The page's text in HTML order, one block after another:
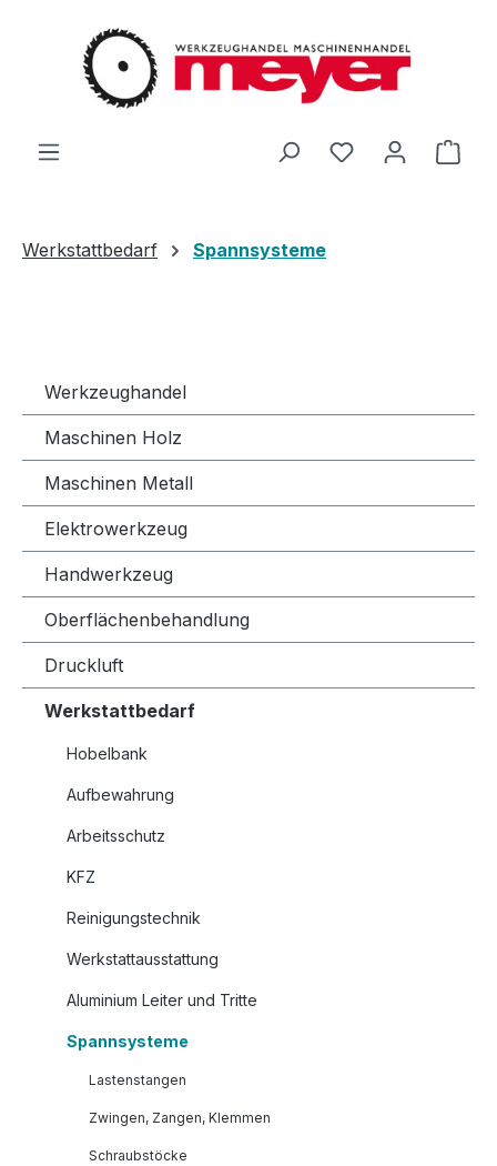
Zum Hauptinhalt springen
Du hast 0
Werkstattbedarf Spannsysteme
Werkzeughandel
Maschinen Holz
Maschinen Metall
Elektrowerkzeug
Handwerkzeug
Oberflächenbehandlung
Druckluft
Werkstattbedarf
Hobelbank
Aufbewahrung
Arbeitsschutz
KFZ
Reinigungstechnik
Werkstattausstattung
Aluminium Leiter und Tritte
Spannsysteme
Lastenstangen
Zwingen, Zangen, Klemmen
Schraubstöcke